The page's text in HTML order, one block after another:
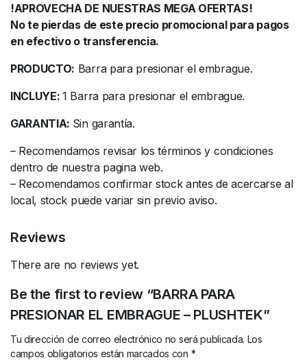
!APROVECHA DE NUESTRAS MEGA OFERTAS!
No te pierdas de este precio promocional para pagos
en efectivo o transferencia.
PRODUCTO: Barra para presionar el embrague.
INCLUYE:1 Barra para presionar el embrague.
GARANTIA: Sin garantía.
– Recomendamos revisar los términos y condiciones
dentro de nuestra pagina web.
– Recomendamos confirmar stock antes de acercarse al
local, stock puede variar sin previo aviso.
Reviews
There are no reviews yet.
Be the first to review “BARRA PARA
PRESIONAR EL EMBRAGUE – PLUSHTEK”
Tu dirección de correo electrónico no será publicada. Los
campos obligatorios están marcados con *